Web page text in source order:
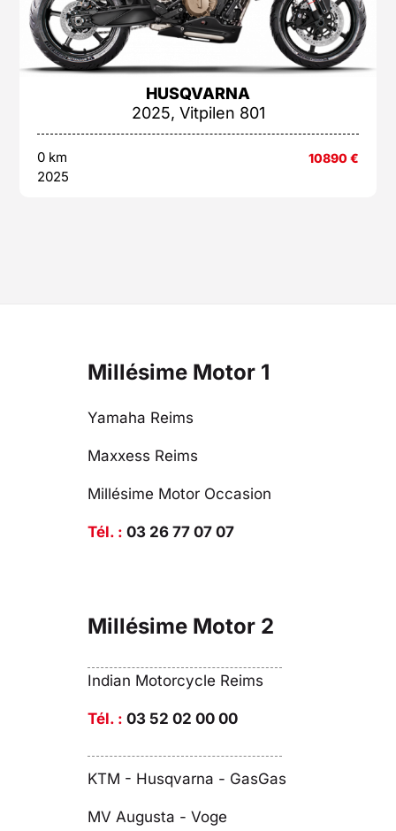
HUSQVARNA
2025, Vitpilen 801
0 km
2025
10890 €
Millésime Motor 1
Yamaha Reims
Maxxess Reims
Millésime Motor Occasion
Tél. : 03 26 77 07 07
Millésime Motor 2
Indian Motorcycle Reims
Tél. : 03 52 02 00 00
KTM - Husqvarna - GasGas
MV Augusta - Voge